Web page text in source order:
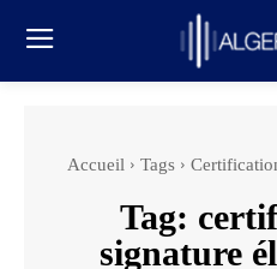
Accueil Tags
Tag:
signature